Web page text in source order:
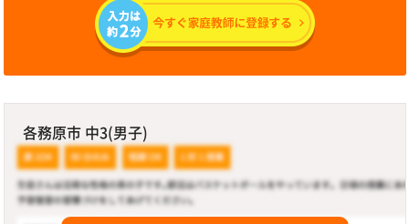
各務原市 中3(男子)